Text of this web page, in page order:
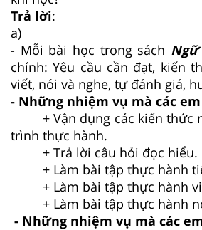
Trả lời:
a)
- Mỗi bài học trong sách
chính: Yêu cầu cần đạt, kiến
viết, nói và nghe, tự đánh giá,
- Những nhiệm vụ mà các
+ Vận dụng các kiến thức
trình thực hành.
+ Trả lời câu hỏi đọc hiểu.
+ Làm bài tập thực hành
+ Làm bài tập thực hành
+ Làm bài tập thực hành
- Những nhiệm vụ mà các